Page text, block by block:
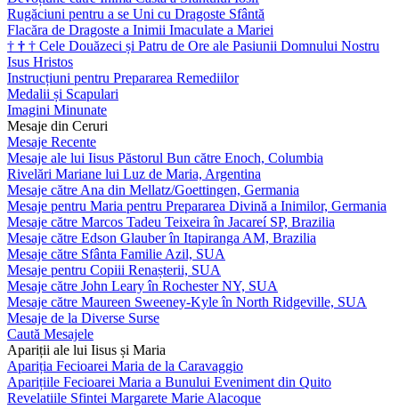
Rugăciuni pentru a se Uni cu Dragoste Sfântă
Flacăra de Dragoste a Inimii Imaculate a Mariei
† † † Cele Douăzeci și Patru de Ore ale Pasiunii Domnului Nostru
Isus Hristos
Instrucțiuni pentru Prepararea Remediilor
Medalii și Scapulari
Imagini Minunate
Mesaje din Ceruri
Mesaje Recente
Mesaje ale lui Iisus Păstorul Bun către Enoch, Columbia
Rivelări Mariane lui Luz de Maria, Argentina
Mesaje către Ana din Mellatz/Goettingen, Germania
Mesaje pentru Maria pentru Prepararea Divină a Inimilor, Germania
Mesaje către Marcos Tadeu Teixeira în Jacareí SP, Brazilia
Mesaje către Edson Glauber în Itapiranga AM, Brazilia
Mesaje către Sfânta Familie Azil, SUA
Mesaje pentru Copiii Renașterii, SUA
Mesaje către John Leary în Rochester NY, SUA
Mesaje către Maureen Sweeney-Kyle în North Ridgeville, SUA
Mesaje de la Diverse Surse
Caută Mesajele
Apariții ale lui Iisus și Maria
Apariția Fecioarei Maria de la Caravaggio
Aparițiile Fecioarei Maria a Bunului Eveniment din Quito
Revelatiile Sfintei Margarete Marie Alacoque